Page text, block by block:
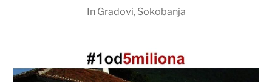
In Gradovi, Sokobanja